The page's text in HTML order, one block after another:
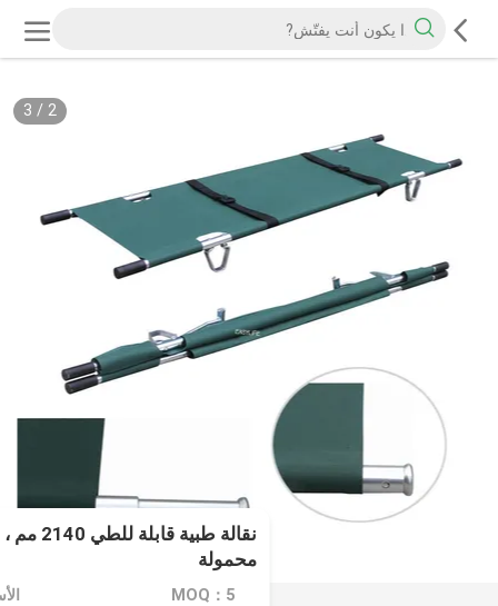
2
/
3
نقالة
محمولة
MOQ：5